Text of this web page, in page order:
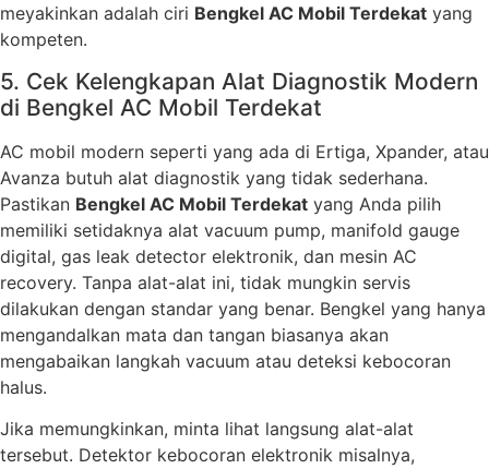
meyakinkan adalah ciri Bengkel AC Mobil Terdekat yang
kompeten.
5. Cek Kelengkapan Alat Diagnostik Modern
di Bengkel AC Mobil Terdekat
AC mobil modern seperti yang ada di Ertiga, Xpander, atau
Avanza butuh alat diagnostik yang tidak sederhana.
Pastikan Bengkel AC Mobil Terdekat yang Anda pilih
memiliki setidaknya alat vacuum pump, manifold gauge
digital, gas leak detector elektronik, dan mesin AC
recovery. Tanpa alat-alat ini, tidak mungkin servis
dilakukan dengan standar yang benar. Bengkel yang hanya
mengandalkan mata dan tangan biasanya akan
mengabaikan langkah vacuum atau deteksi kebocoran
halus.
Jika memungkinkan, minta lihat langsung alat-alat
tersebut. Detektor kebocoran elektronik misalnya,